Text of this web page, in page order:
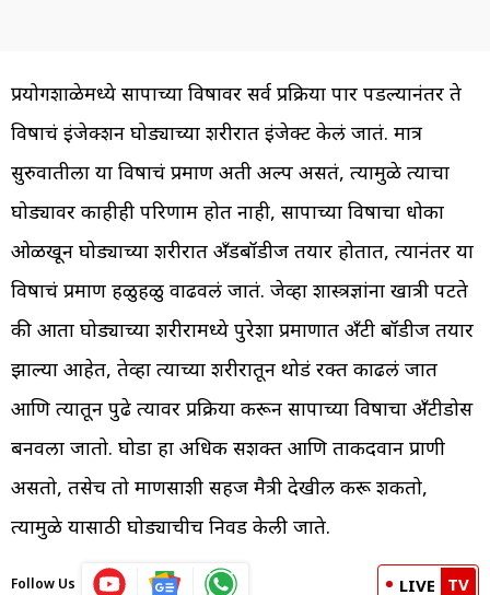
प्रयोगशाळेमध्ये सापाच्या विषावर सर्व प्रक्रिया पार पडल्यानंतर ते
विषाचं इंजेक्शन घोड्याच्या शरीरात इंजेक्ट केलं जातं. मात्र
सुरुवातीला या विषाचं प्रमाण अती अल्प असतं, त्यामुळे त्याचा
घोड्यावर काहीही परिणाम होत नाही, सापाच्या विषाचा धोका
ओळखून घोड्याच्या शरीरात अँडबॉडीज तयार होतात, त्यानंतर या
विषाचं प्रमाण हळुहळु वाढवलं जातं. जेव्हा शास्त्रज्ञांना खात्री पटते
की आता घोड्याच्या शरीरामध्ये पुरेशा प्रमाणात अँटी बॉडीज तयार
झाल्या आहेत, तेव्हा त्याच्या शरीरातून थोडं रक्त काढलं जात
आणि त्यातून पुढे त्यावर प्रक्रिया करून सापाच्या विषाचा अँटीडोस
बनवला जातो. घोडा हा अधिक सशक्त आणि ताकदवान प्राणी
असतो, तसेच तो माणसाशी सहज मैत्री देखील करू शकतो,
त्यामुळे यासाठी घोड्याचीच निवड केली जाते.
Follow Us LIVE TV